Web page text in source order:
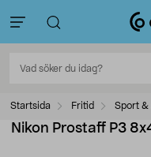
Startsida Fritid Sport &
Nikon Prostaff P3